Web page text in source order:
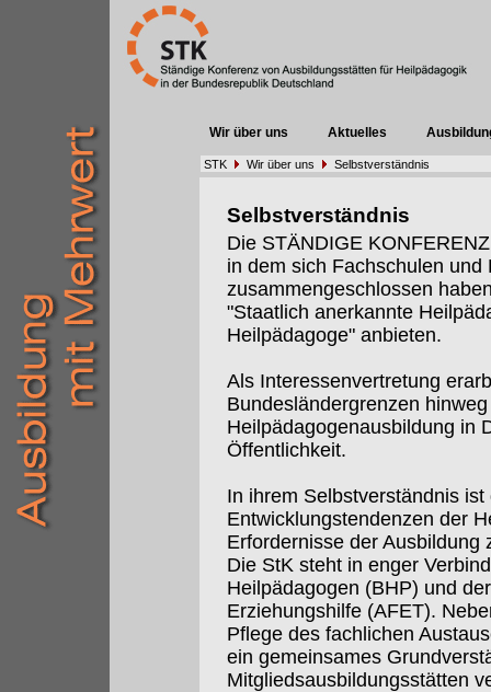
Wir über uns Aktuelles
STK Wir über uns Selbstverständnis
Selbstverständnis
Die STÄNDIGE
in dem sich Fachschulen und
zusammengeschlossen
"Staatlich anerkannte
Heilpädagoge" anbieten.
Als Interessenvertretung
Bundesländergrenzen
Heilpädagogenausbildung in
Öffentlichkeit.
In ihrem Selbstverständnis
Entwicklungstendenzen der
Erfordernisse der Ausbildung
Die StK steht in enger
Heilpädagogen (BHP) und
Erziehungshilfe (AFET).
Pflege des fachlichen
ein gemeinsames
Mitgliedsausbildungsstätten